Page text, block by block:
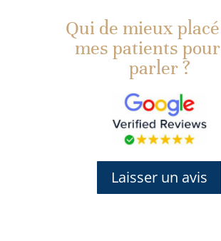
Qui de mieux
mes patients
parler ?
Laisser un avis